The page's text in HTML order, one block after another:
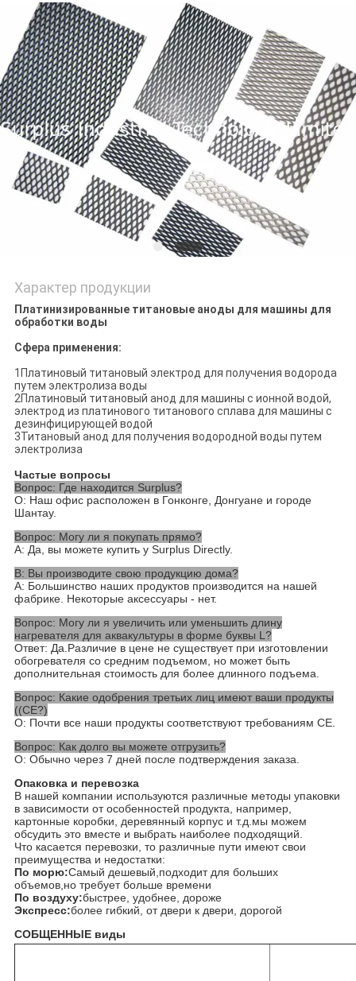
Характер продукции
Платинизированные титановые аноды для машины для
обработки воды
Сфера применения:
1Платиновый титановый электрод для получения водорода
путем электролиза воды
2Платиновый титановый анод для машины с ионной водой,
электрод из платинового титанового сплава для машины с
дезинфицирующей водой
3Титановый анод для получения водородной воды путем
электролиза
Частые вопросы
Вопрос: Где находится Surplus?
О: Наш офис расположен в Гонконге, Донгуане и городе
Шантау.
Вопрос: Могу ли я покупать прямо?
А: Да, вы можете купить у Surplus Directly.
В: Вы производите свою продукцию дома?
A: Большинство наших продуктов производится на нашей
фабрике. Некоторые аксессуары - нет.
Вопрос: Могу ли я увеличить или уменьшить длину
нагревателя для аквакультуры в форме буквы L?
Ответ: Да.Различие в цене не существует при изготовлении
обогревателя со средним подъемом, но может быть
дополнительная стоимость для более длинного подъема.
Вопрос: Какие одобрения третьих лиц имеют ваши продукты
((CE?)
О: Почти все наши продукты соответствуют требованиям CE.
Вопрос: Как долго вы можете отгрузить?
О: Обычно через 7 дней после подтверждения заказа.
Опаковка и перевозка
В нашей компании используются различные методы упаковки
в зависимости от особенностей продукта, например,
картонные коробки, деревянный корпус и т.д.мы можем
обсудить это вместе и выбрать наиболее подходящий.
Что касается перевозки, то различные пути имеют свои
преимущества и недостатки:
По морю:Самый дешевый,подходит для больших
объемов,но требует больше времени
По воздуху:быстрее, удобнее, дороже
Экспресс:более гибкий, от двери к двери, дорогой
СОБЩЕННЫЕ виды